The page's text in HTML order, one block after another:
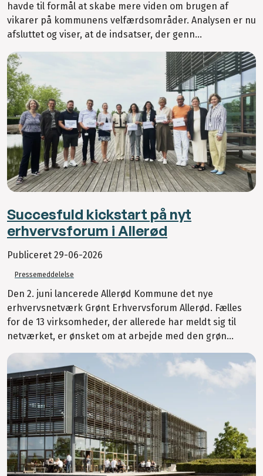
havde til formål at skabe mere viden om brugen af
vikarer på kommunens velfærdsområder. Analysen er nu
afsluttet og viser, at de indsatser, der genn...
Succesfuld kickstart på nyt
erhvervsforum i Allerød
Publiceret 29-06-2026
Pressemeddelelse
Den 2. juni lancerede Allerød Kommune det nye
erhvervsnetværk Grønt Erhvervsforum Allerød. Fælles
for de 13 virksomheder, der allerede har meldt sig til
netværket, er ønsket om at arbejde med den grøn...